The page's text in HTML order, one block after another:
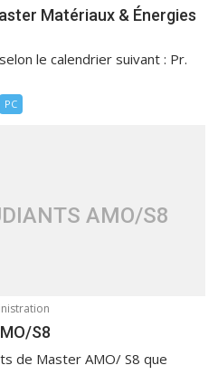
Matériaux & Énergies
le calendrier suivant : Pr.
PC
AMO/S8
S8
de Master AMO/ S8 que